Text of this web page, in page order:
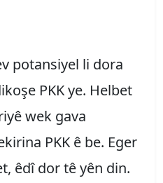
potansiyel li dora
PKK ye. Helbet
wek gava
PKK ê be. Eger
êdî dor tê yên din.